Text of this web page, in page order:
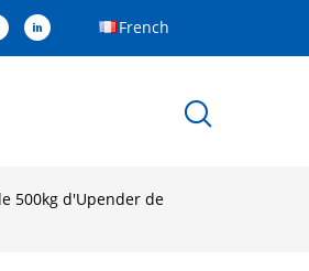
French
500kg d'Upender de